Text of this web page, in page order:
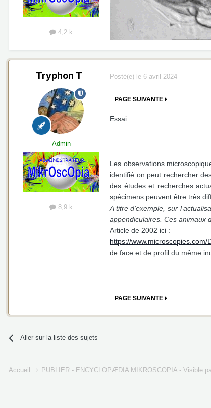
4,2 k
Tryphon T
Admin
8,9 k
Posté(e) le 6 avril 2024
PAGE SUIVANTE
Essai:
Les observations
identifié on peut rechercher
des études et recherches
spécimens peuvent être très
A titre d’exemple, sur
appendiculaires. Ces animaux
Article de 2002 ici :
https://
de face et de profil du même
PAGE SUIVANTE
Aller sur la liste des sujets
Accueil PUBLIER - ENCYCLOPÆDIA MIKROSCOPIA - Visible